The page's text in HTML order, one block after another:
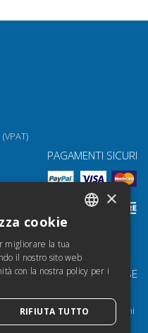
PAGAMENTI SICURI
LE NOSTRE RISORSE
Torrossa per Istituzioni
Torrossa Open
FRENCH
ENGLISH
GERMAN
×
cookie
migliorare la tua
il nostro sito web
con la nostra policy per i
RIFIUTA TUTTO